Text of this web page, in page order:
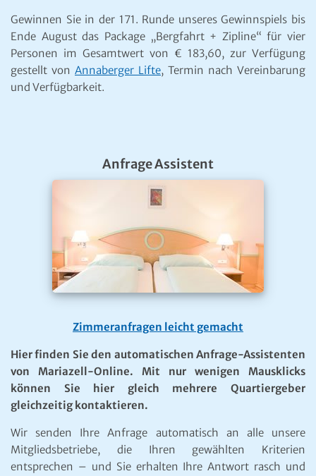
Gewinnen Sie in der 171. Runde unseres Gewinnspiels bis
Ende August das Package „Bergfahrt + Zipline“ für vier
Personen im Gesamtwert von € 183,60, zur Verfügung
gestellt von Annaberger Lifte, Termin nach Vereinbarung
und Verfügbarkeit.
Anfrage Assistent
Zimmeranfragen leicht gemacht
Hier finden Sie den automatischen Anfrage-Assistenten
von Mariazell-Online. Mit nur wenigen Mausklicks
können Sie hier gleich mehrere Quartiergeber
gleichzeitig kontaktieren.
Wir senden Ihre Anfrage automatisch an alle unsere
Mitgliedsbetriebe, die Ihren gewählten Kriterien
entsprechen – und Sie erhalten Ihre Antwort rasch und